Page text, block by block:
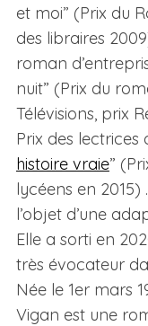
et moi” (Prix du
des libraires
roman
nuit” (Prix du
Télévisions, prix
Prix des lectrices
histoire vraie”
lycéens en 2015)
l’objet d’une
Elle a sorti en
très évocateur
Née le 1er mars
Vigan est une